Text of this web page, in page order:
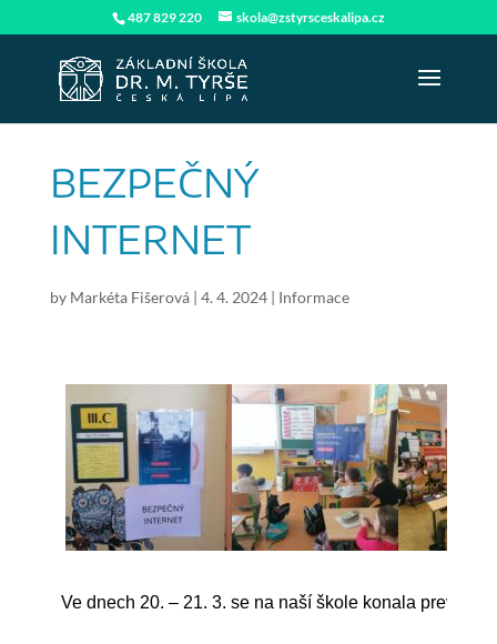
487 829 220 skola@zstyrsceskalipa.cz
BEZPEČNÝ
INTERNET
by Markéta Fišerová| 4. 4. 2024| Informace
Ve dnech 20. – 21. 3. se na naší škole konala